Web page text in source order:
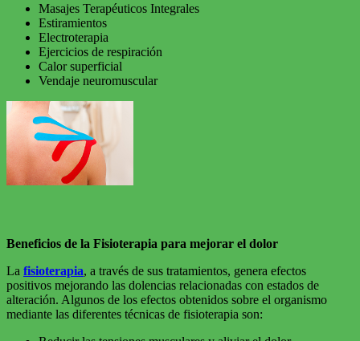
Masajes Terapéuticos Integrales
Estiramientos
Electroterapia
Ejercicios de respiración
Calor superficial
Vendaje neuromuscular
Beneficios de la Fisioterapia para mejorar el dolor
La fisioterapia, a través de sus tratamientos, genera efectos
positivos mejorando las dolencias relacionadas con estados de
alteración. Algunos de los efectos obtenidos sobre el organismo
mediante las diferentes técnicas de fisioterapia son: